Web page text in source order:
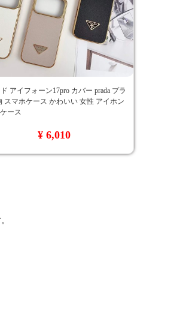
アイフォーン17pro カバー prada プラ
スマホケース かわいい 女性 アイホン
ース
¥ 6,010